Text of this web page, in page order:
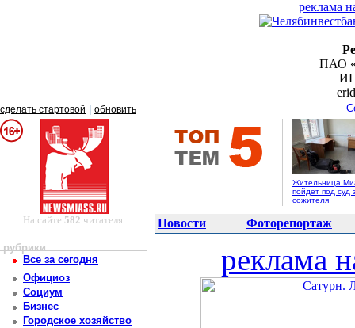
реклама
ПАО
сделать стартовой обновить
Жительница
пойдёт под суд
сожителя
На сайте 582 читателя Новости Фоторепортаж
рубрики
Все за сегодня
Официоз
Социум
Бизнес
Городское хозяйство
реклама